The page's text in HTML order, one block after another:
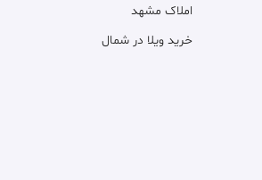
املاک مشهد
خرید ویلا در شمال